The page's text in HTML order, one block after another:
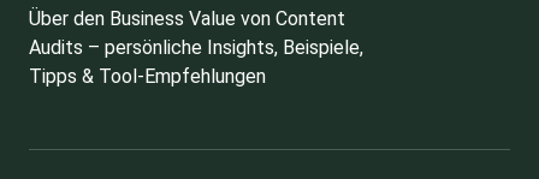
Über den Business Value von Content
Audits – persönliche Insights, Beispiele,
Tipps & Tool-Empfehlungen